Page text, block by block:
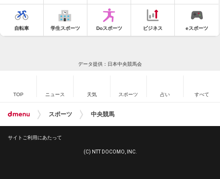
自転車 学生スポーツ Doスポーツ ビジネス eスポーツ
データ提供：日本中央競馬会
TOP ニュース 天気 スポーツ 占い すべて
スポーツ 中央競馬
サイトご利用にあたって
(C) NTT DOCOMO, INC.